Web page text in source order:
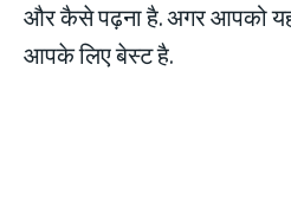
और कैसे पढ़ना है. अगर आपको
आपके लिए बेस्ट है.